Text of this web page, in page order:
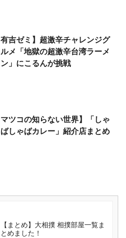
有吉ゼミ】超激辛チャレンジグ
ルメ「地獄の超激辛台湾ラーメ
ン」にこるんが挑戦
マツコの知らない世界】「しゃ
ばしゃばカレー」紹介店まとめ
【まとめ】大相撲 相撲部屋一覧ま
とめました！